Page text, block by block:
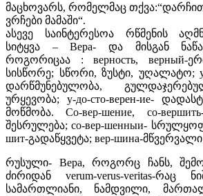
მაცხოვარს, რომელმაც
ვრჩები მამაში“.
ასევე საინტერესოა რწმენის
სიტყვა – Вера- და მისგან
როგორიცაა : верность, верный-
სისწორე; სწორი, ზუსტი, უღალატო;
დარწმუნებულობა,
ურყევობა; у-до-сто-верен-ие-
მოწმობა. Cо-вер-шение, со-
შესრულება; со-вер-шенныи-
шит-გადაწყვეტა; вер-шина-
რუსული- Вера, როგორც ჩანს,
ძირიდან verum-verus-veritas-რაც
სამართლიანი, ნამდვილი,